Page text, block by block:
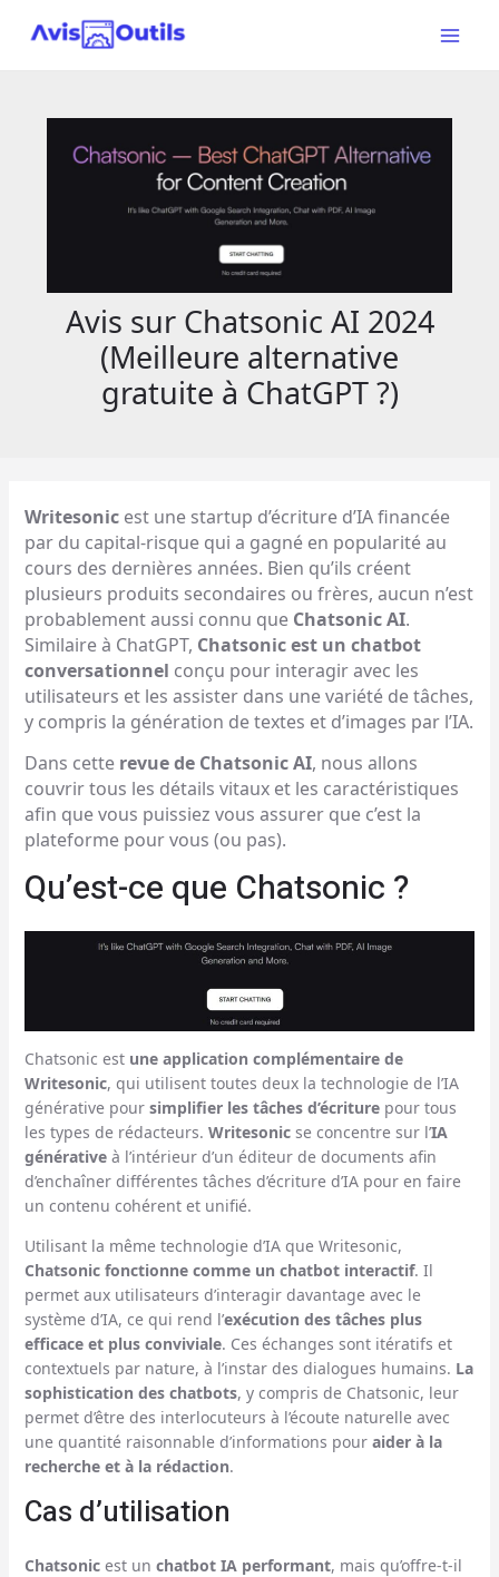
Main
Avis sur Chatsonic AI 2024
(Meilleure alternative
gratuite à ChatGPT ?)
Writesonicest une startup d’écriture d’IA financée
par du capital-risque qui a gagné en popularité au
cours des dernières années. Bien qu’ils créent
plusieurs produits secondaires ou frères, aucun n’est
probablement aussi connu que Chatsonic AI.
Similaire à ChatGPT, Chatsonic est un chatbot
conversationnel conçu pour interagir avec les
utilisateurs et les assister dans une variété de tâches,
y compris la génération de textes et d’images par l’IA.
Dans cette revue de Chatsonic AI, nous allons
couvrir tous les détails vitaux et les caractéristiques
afin que vous puissiez vous assurer que c’est la
plateforme pour vous (ou pas).
Qu’est-ce que Chatsonic ?
Chatsonic est une application complémentaire de
Writesonic, qui utilisent toutes deux la technologie de l’IA
générative pour simplifier les tâches d’écriturepour tous
les types de rédacteurs. Writesonicse concentre sur l’IA
générativeà l’intérieur d’un éditeur de documents afin
d’enchaîner différentes tâches d’écriture d’IA pour en faire
un contenu cohérent et unifié.
Utilisant la même technologie d’IA que Writesonic,
Chatsonic fonctionne comme un chatbot interactif. Il
permet aux utilisateurs d’interagir davantage avec le
système d’IA, ce qui rend l’exécution des tâches plus
efficace et plus conviviale. Ces échanges sont itératifs et
contextuels par nature, à l’instar des dialogues humains. La
sophistication des chatbots, y compris de Chatsonic, leur
permet d’être des interlocuteurs à l’écoute naturelle avec
une quantité raisonnable d’informations pour aider à la
recherche et à la rédaction.
Cas d’utilisation
Chatsonicest un chatbot IA performant, mais qu’offre-t-il